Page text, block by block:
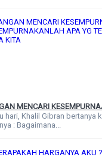
MENCARI
hari, Khalil Gibran bertanya
: Bagaimana...